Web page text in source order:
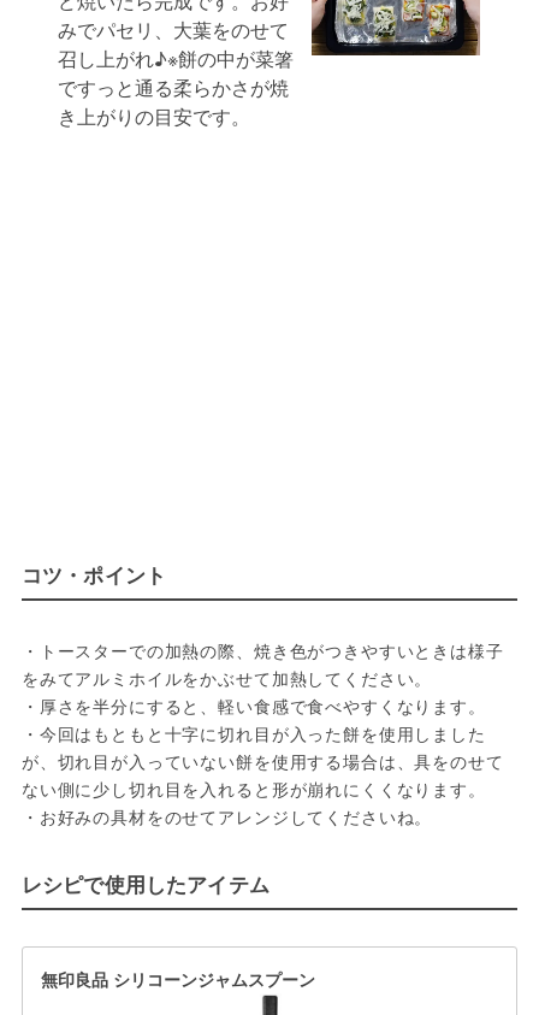
みでパセリ、大葉をのせて
召し上がれ♪※餅の中が菜箸
ですっと通る柔らかさが焼
き上がりの目安です。
コツ・ポイント
・トースターでの加熱の際、焼き色がつきやすいときは様子
をみてアルミホイルをかぶせて加熱してください。
・厚さを半分にすると、軽い食感で食べやすくなります。
・今回はもともと十字に切れ目が入った餅を使用しました
が、切れ目が入っていない餅を使用する場合は、具をのせて
ない側に少し切れ目を入れると形が崩れにくくなります。
・お好みの具材をのせてアレンジしてくださいね。
レシピで使用したアイテム
無印良品 シリコーンジャムスプーン